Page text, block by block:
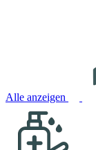
Alle anzeigen